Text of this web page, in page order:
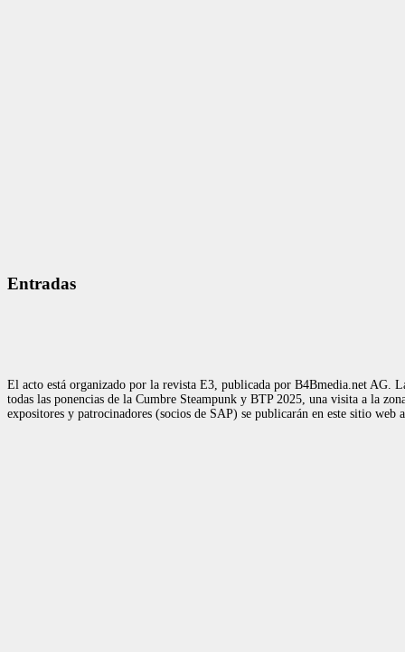
Entradas
El acto está organizado por la revista E3, publicada por B4Bmedia.net AG.
todas las ponencias de la Cumbre Steampunk y BTP 2025, una visita a la
expositores y patrocinadores (socios de SAP) se publicarán en este sitio web